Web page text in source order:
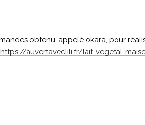
obtenu, appelé okara, pour
https://auvertaveclili.fr/lait-vegetal-